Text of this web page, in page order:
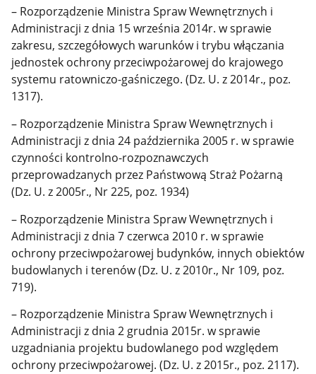
– Rozporządzenie Ministra Spraw Wewnętrznych i
Administracji z dnia 15 września 2014r. w sprawie
zakresu, szczegółowych warunków i trybu włączania
jednostek ochrony przeciwpożarowej do krajowego
systemu ratowniczo-gaśniczego. (Dz. U. z 2014r., poz.
1317).
– Rozporządzenie Ministra Spraw Wewnętrznych i
Administracji z dnia 24 października 2005 r. w sprawie
czynności kontrolno-rozpoznawczych
przeprowadzanych przez Państwową Straż Pożarną
(Dz. U. z 2005r., Nr 225, poz. 1934)
– Rozporządzenie Ministra Spraw Wewnętrznych i
Administracji z dnia 7 czerwca 2010 r. w sprawie
ochrony przeciwpożarowej budynków, innych obiektów
budowlanych i terenów (Dz. U. z 2010r., Nr 109, poz.
719).
– Rozporządzenie Ministra Spraw Wewnętrznych i
Administracji z dnia 2 grudnia 2015r. w sprawie
uzgadniania projektu budowlanego pod względem
ochrony przeciwpożarowej. (Dz. U. z 2015r., poz. 2117).